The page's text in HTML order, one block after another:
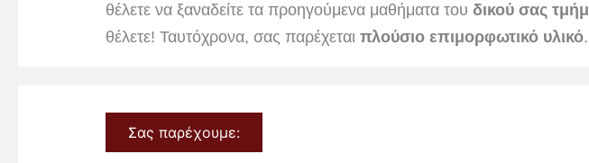
θέλετε να ξαναδείτε τα προηγούμενα μαθήματα του δικού σας
θέλετε! Ταυτόχρονα, σας παρέχεται πλούσιο επιμορφωτικό υλικό.
Σας παρέχουμε: